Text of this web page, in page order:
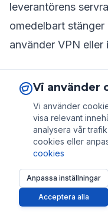
leverantörens
omedelbart
använder VPN eller
Facebook
Vi använder
Vi använder
visa relevant
analysera vår
cookies eller
cookies
Anpassa inställningar
Acceptera alla